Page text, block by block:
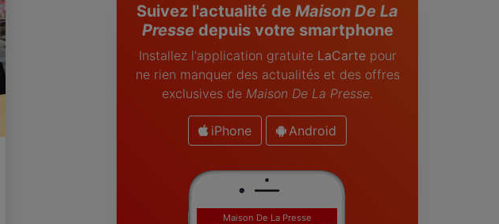
Suivez l'actualité de Maison De La
Presse depuis votre smartphone
Installez l'application gratuite LaCartepour
ne rien manquer des actualités et des offres
exclusives de Maison De La Presse.
iPhone Android
Maison De La Presse